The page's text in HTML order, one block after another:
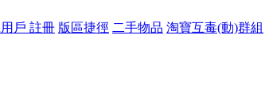
戶 註冊 版區捷徑 二手物品 淘寶互毒(動)群組